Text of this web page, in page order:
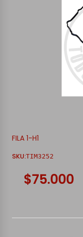
FILA 1-H1
SKU:TIM3252
$75.000